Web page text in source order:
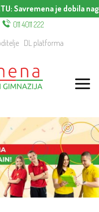
je dobila nagradu
011 4011 222
DL platforma